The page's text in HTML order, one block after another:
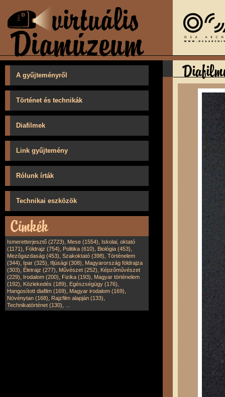
A gyűjteményről
Történet és technikák
Diafilmek
Link gyűjtemény
Rólunk írták
Technikai eszközök
Ismeretterjesztő (2723), Mese (1554), Iskolai, oktató
(1171), Földrajz (754), Politika (610), Biológia (453),
Mezőgazdaság (453), Szakoktató (398), Történelem
(344), Ipar (325), Ifjúsági (308), Magyarország földrajza
(303), Életrajz (277), Művészet (252), Képzőművészet
(229), Irodalom (200), Fizika (193), Magyar történelem
(192), Közlekedés (189), Egészségügy (176),
Hangosított diafilm (169), Magyar irodalom (169),
Növénytan (168), Rajzfilm alapján (133),
Technikatörténet (130),